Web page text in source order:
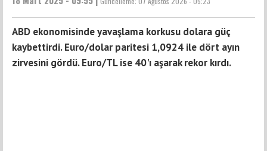
ABD ekonomisinde yavaşlama korkusu dolara güç
kaybettirdi. Euro/dolar paritesi 1,0924 ile dört ayın
zirvesini gördü. Euro/TL ise 40'ı aşarak rekor kırdı.